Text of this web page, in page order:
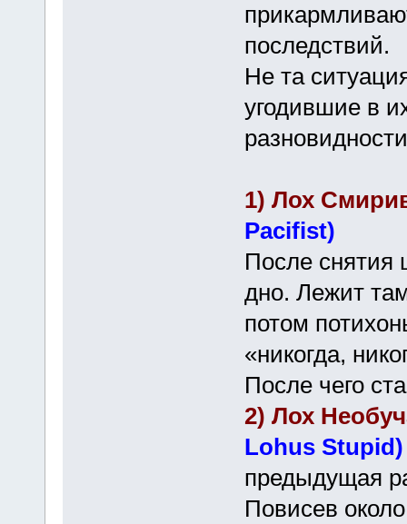
последствий.
Не та
угодившие в
1) Лох
Pacifist)
После снятия
дно. Лежит
потом
«никогда,
После чего
2) Лох
Lohus Stupid)
предыдущая
Повисев